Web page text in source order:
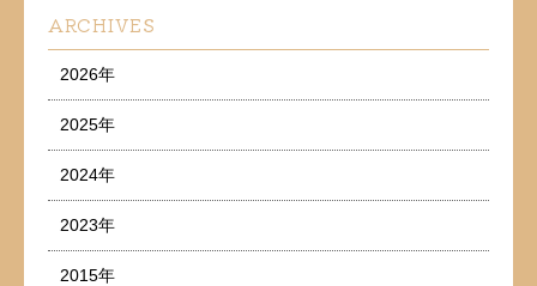
ARCHIVES
2026年
2025年
2024年
2023年
2015年